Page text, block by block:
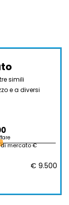
simili
e a diversi
di mercato €
€ 9.500